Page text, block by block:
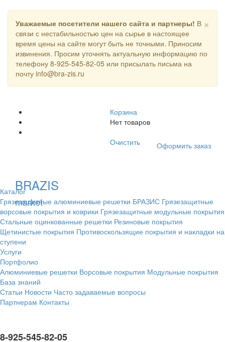
×
Уважаемые посетители нашего сайта и партнеры! В
связи с нестабильностью цен на сырье в настоящее
время цены на сайте могут быть не точными. Приносим
извинения. Просим уточнять актуальную информацию по
телефону 8-925-545-82-05 или присылать письма на
почту info@bra-zis.ru
Корзина
Нет товаров
Очистить
Оформить заказ
BRAZIS
market
Каталог
Грязезащитные алюминиевые решетки БРАЗИС Грязезащитные
ворсовые покрытия и коврики Грязезащитные модульные покрытия
Стальные оцинкованные решетки Резиновые покрытия
Щетинистые покрытия Противоскользящие покрытия и накладки на
ступени
Услуги
Портфолио
Алюминиевые решетки Ворсовые покрытия Модульные покрытия
База знаний
Статьи Новости Часто задаваемые вопросы
Партнерам Контакты
8-925-545-82-05